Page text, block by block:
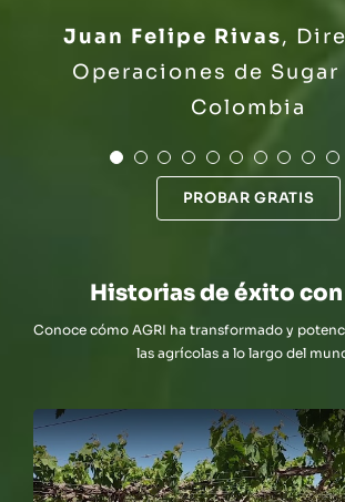
Juan Felipe Rivas,
Operaciones de Sugar
Colombia
Bryan Guevara
Head
Production - Nobis Fruit
Franco Calabrigo
Calabrigo -
Catalina Celedón
VALCAM SEED -
Aillin - Chile
Álvaro Moreno
Administración y
Yelcho - Chile
Santiago Vicuña
Southwest S.A -
Socio de SIASA -
Pangalillo - Chile
Nicolás Vicuña
Chile
PROBAR GRATIS
Historias de éxito con
Conoce cómo AGRI ha transformado y
las agrícolas a lo largo del